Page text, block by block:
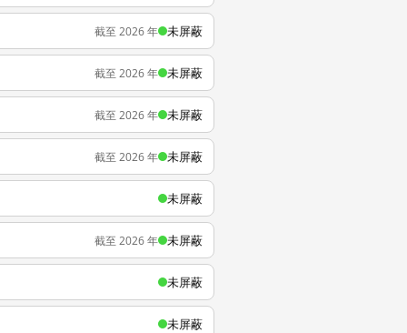
截至 2026 年 未屏蔽
截至 2026 年 未屏蔽
截至 2026 年 未屏蔽
截至 2026 年 未屏蔽
未屏蔽
截至 2026 年 未屏蔽
未屏蔽
未屏蔽